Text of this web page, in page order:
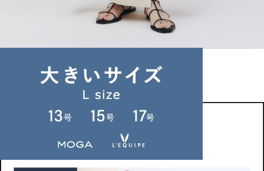
スカート(すかーと) /